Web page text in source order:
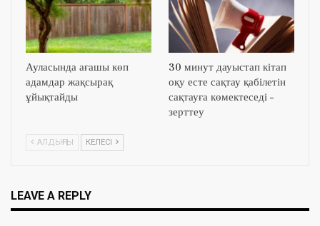
Ауласында ағашы көп
адамдар жақсырақ
ұйықтайды
30 минут дауыстап кітап
оқу есте сақтау қабілетін
сақтауға көмектеседі –
зерттеу
АЛДЫҢҒЫ КЕЛЕСІ
LEAVE A REPLY